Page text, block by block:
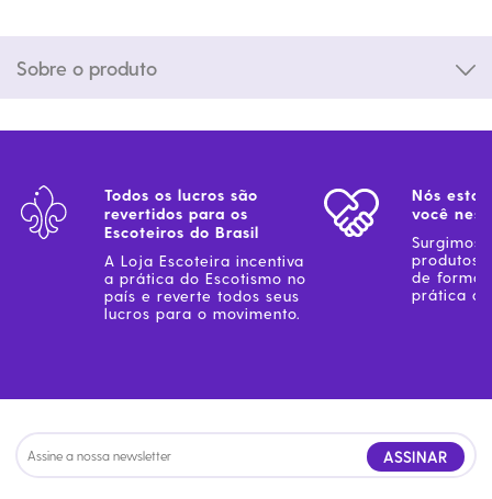
Sobre o produto
Todos os lucros são
revertidos para os
Escoteiros do Brasil
A Loja Escoteira incentiva
a prática do Escotismo no
país e reverte todos seus
lucros para o movimento.
Nós
você
Surgimos
produtos
de forma
prática
ASSINAR